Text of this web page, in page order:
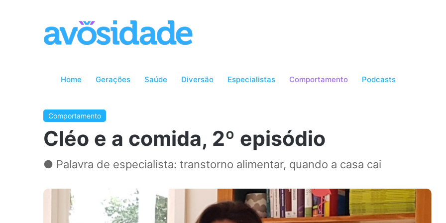
Home Gerações Saúde Diversão Especialistas Comportamento Podcasts
Comportamento
Cléo e a comida, 2º episódio
● Palavra de especialista: transtorno alimentar, quando a casa cai